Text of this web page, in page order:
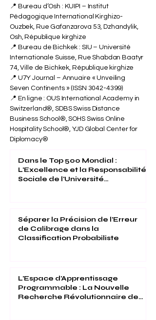
📍 Bureau d’Osh : KUIPI – Institut
Pédagogique International Kirghizo-
Ouzbek, Rue Gafanzarova 53, Dzhandylik,
Osh, République kirghize
📍 Bureau de Bichkek : SIU – Université
Internationale Suisse, Rue Shabdan Baatyr
74, Ville de Bichkek, République kirghize
📍 U7Y Journal – Annuaire « Unveiling
Seven Continents » (ISSN 3042-4399)
📍 En ligne : OUS International Academy in
Switzerland®, SDBS Swiss Distance
Business School®, SOHS Swiss Online
Hospitality School®, YJD Global Center for
Diplomacy®
Dans le Top 500 Mondial :
L'Excellence et la Responsabilité
Sociale de l'Université
Séparer la Précision de l'Erreur
de Calibrage dans la
Classification Probabiliste
L'Espace d'Apprentissage
Programmable : La Nouvelle
Recherche Révolutionnaire de